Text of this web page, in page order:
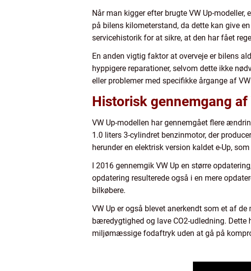
Når man kigger efter brugte VW Up-
på bilens kilometerstand, da dette kan give
servicehistorik for at sikre, at den har fået
En anden vigtig faktor at overveje er bilens
hyppigere reparationer, selvom dette ikke
eller problemer med specifikke årgange af VW
Historisk gennemgang af
VW Up-modellen har gennemgået flere
1.0 liters 3-cylindret benzinmotor, der
herunder en elektrisk version kaldet e-Up,
I 2016 gennemgik VW Up en større
opdatering resulterede også i en mere
bilkøbere.
VW Up er også blevet anerkendt som et af
bæredygtighed og lave CO2-udledning.
miljømæssige fodaftryk uden at gå på